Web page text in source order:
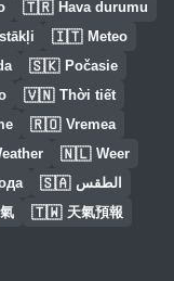
🇹🇷 Hava durumu
🇮🇹 Meteo
🇸🇰 Počasie
🇻🇳 Thời tiết
🇷🇴 Vremea
🇳🇱 Weer
🇸🇦 الطقس
🇹🇼 天氣預報